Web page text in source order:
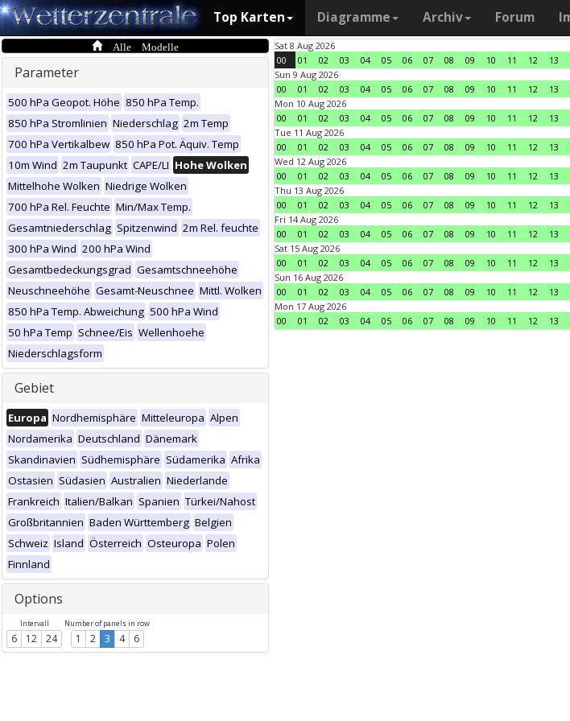
Top Karten Diagramme Archiv Forum
Alle Modelle
Parameter
500 hPa Geopot. Höhe 850 hPa Temp.
850 hPa Stromlinien Niederschlag 2m Temp
700 hPa Vertikalbew 850 hPa Pot. Äquiv. Temp
10m Wind 2m Taupunkt CAPE/LI Hohe Wolken
Mittelhohe Wolken Niedrige Wolken
700 hPa Rel. Feuchte Min/Max Temp.
Gesamtniederschlag Spitzenwind 2m Rel. feuchte
300 hPa Wind 200 hPa Wind
Gesamtbedeckungsgrad Gesamtschneehöhe
Neuschneehöhe Gesamt-Neuschnee Mittl. Wolken
850 hPa Temp. Abweichung 500 hPa Wind
50 hPa Temp Schnee/Eis Wellenhoehe
Niederschlagsform
Gebiet
Europa Nordhemisphäre Mitteleuropa Alpen
Nordamerika Deutschland Dänemark
Skandinavien Südhemisphäre Südamerika Afrika
Ostasien Südasien Australien Niederlande
Frankreich Italien/Balkan Spanien Türkei/Nahost
Großbritannien Baden Württemberg Belgien
Schweiz Island Österreich Osteuropa Polen
Finnland
Options
Intervall
6 12 24
Number of panels in row
1 2 3 4 6
Sat 8 Aug 2026
00
01 02 03 04 05 06 07 08 09 10 11 12 13
Sun 9 Aug 2026
00
01 02 03 04 05 06 07 08 09 10 11 12 13
Mon 10 Aug 2026
00
01 02 03 04 05 06 07 08 09 10 11 12 13
Tue 11 Aug 2026
00
01 02 03 04 05 06 07 08 09 10 11 12 13
Wed 12 Aug 2026
00
01 02 03 04 05 06 07 08 09 10 11 12 13
Thu 13 Aug 2026
00
01 02 03 04 05 06 07 08 09 10 11 12 13
Fri 14 Aug 2026
00
01 02 03 04 05 06 07 08 09 10 11 12 13
Sat 15 Aug 2026
00
01 02 03 04 05 06 07 08 09 10 11 12 13
Sun 16 Aug 2026
00
01 02 03 04 05 06 07 08 09 10 11 12 13
Mon 17 Aug 2026
00
01 02 03 04 05 06 07 08 09 10 11 12 13